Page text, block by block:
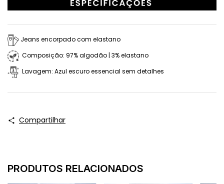
Jeans encorpado com elastano
Composição: 97% algodão | 3% elastano
Lavagem: Azul escuro essencial sem detalhes
Compartilhar
PRODUTOS RELACIONADOS